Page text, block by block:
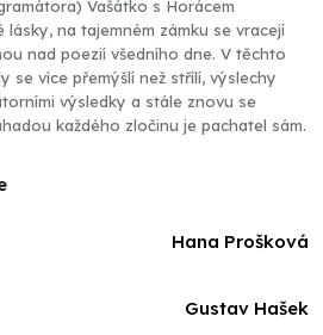
Vašátko s Horácem
na tajemném zámku se vracejí
nad poezií všedního dne. V těchto
se více přemýšlí než střílí, výslechy
výsledky a stále znovu se
každého zločinu je pachatel sám.
Hana Prošková
Gustav Hašek